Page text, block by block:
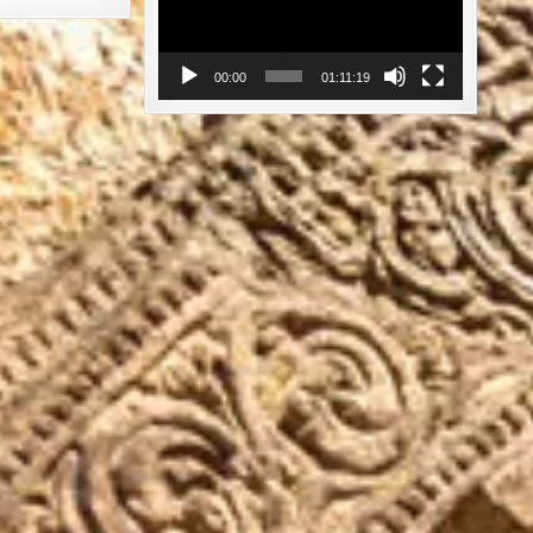
00:00 01:11:19